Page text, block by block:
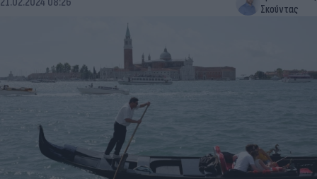
Σκούντας